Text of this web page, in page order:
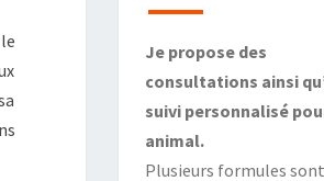
Je propose des
consultations ainsi
suivi personnalisé
animal.
Plusieurs formules sont